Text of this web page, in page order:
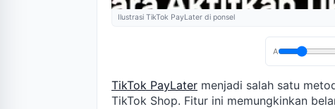
Ilustrasi TikTok PayLater di ponsel
A
TikTok PayLater menjadi salah satu
TikTok Shop. Fitur ini memungkinkan